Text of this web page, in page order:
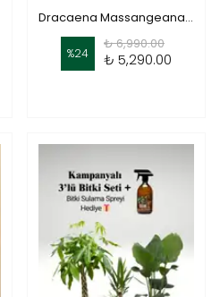
Dracaena Massangeana (Dört Gövdeli) 170–180 cm
%24
₺ 6,990.00
₺ 5,290.00